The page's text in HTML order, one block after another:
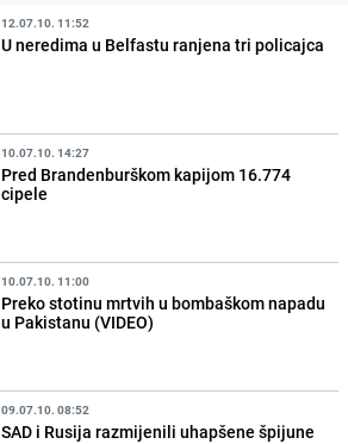
12.07.10. 11:52
U neredima u Belfastu ranjena tri policajca
10.07.10. 14:27
Pred Brandenburškom kapijom 16.774
cipele
10.07.10. 11:00
Preko stotinu mrtvih u bombaškom napadu
u Pakistanu (VIDEO)
09.07.10. 08:52
SAD i Rusija razmijenili uhapšene špijune